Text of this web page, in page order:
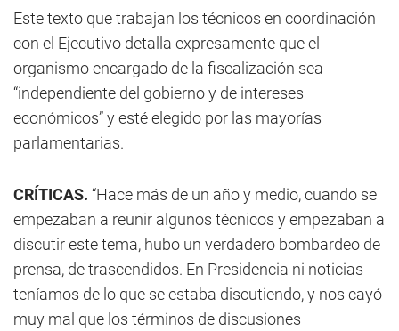
Este texto que trabajan los técnicos en coordinación
con el Ejecutivo detalla expresamente que el
organismo encargado de la fiscalización sea
“independiente del gobierno y de intereses
económicos” y esté elegido por las mayorías
parlamentarias.
CRÍTICAS. “Hace más de un año y medio, cuando se
empezaban a reunir algunos técnicos y empezaban a
discutir este tema, hubo un verdadero bombardeo de
prensa, de trascendidos. En Presidencia ni noticias
teníamos de lo que se estaba discutiendo, y nos cayó
muy mal que los términos de discusiones